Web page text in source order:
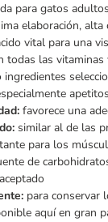
para gatos adultos
elaboración, alta
vital para una
todas las
ingredientes
favorece una
similar al de las
para los
de
para conservar
aquí en gran